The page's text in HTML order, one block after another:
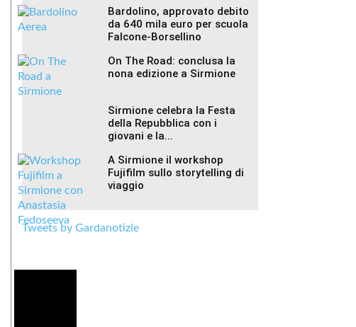
Bardolino, approvato debito
da 640 mila euro per scuola
Falcone-Borsellino
On The Road: conclusa la
nona edizione a Sirmione
Sirmione celebra la Festa
della Repubblica con i
giovani e la...
A Sirmione il workshop
Fujifilm sullo storytelling di
viaggio
Tweets by Gardanotizie